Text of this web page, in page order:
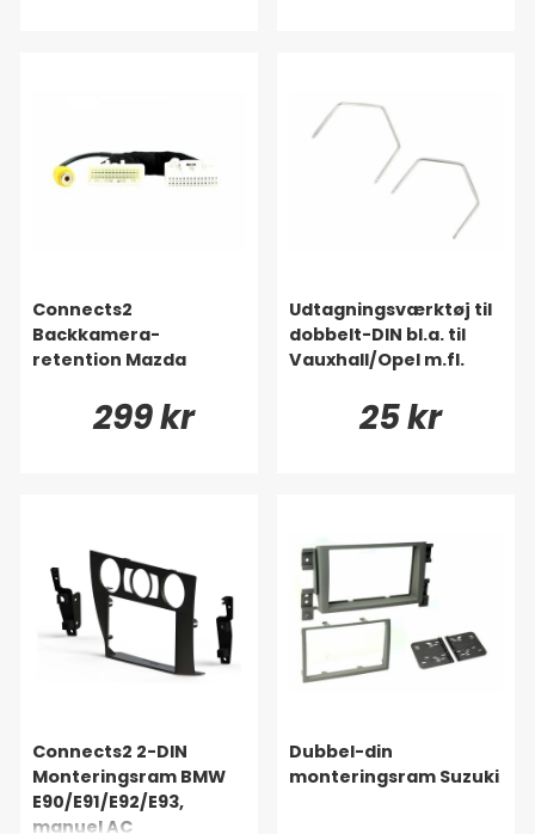
Connects2
Backkamera-
retention Mazda
299 kr
Udtagningsværktøj til
dobbelt-DIN bl.a. til
Vauxhall/Opel m.fl.
25 kr
Connects2 2-DIN
Monteringsram BMW
E90/E91/E92/E93,
manuel AC
Dubbel-din
monteringsram Suzuki